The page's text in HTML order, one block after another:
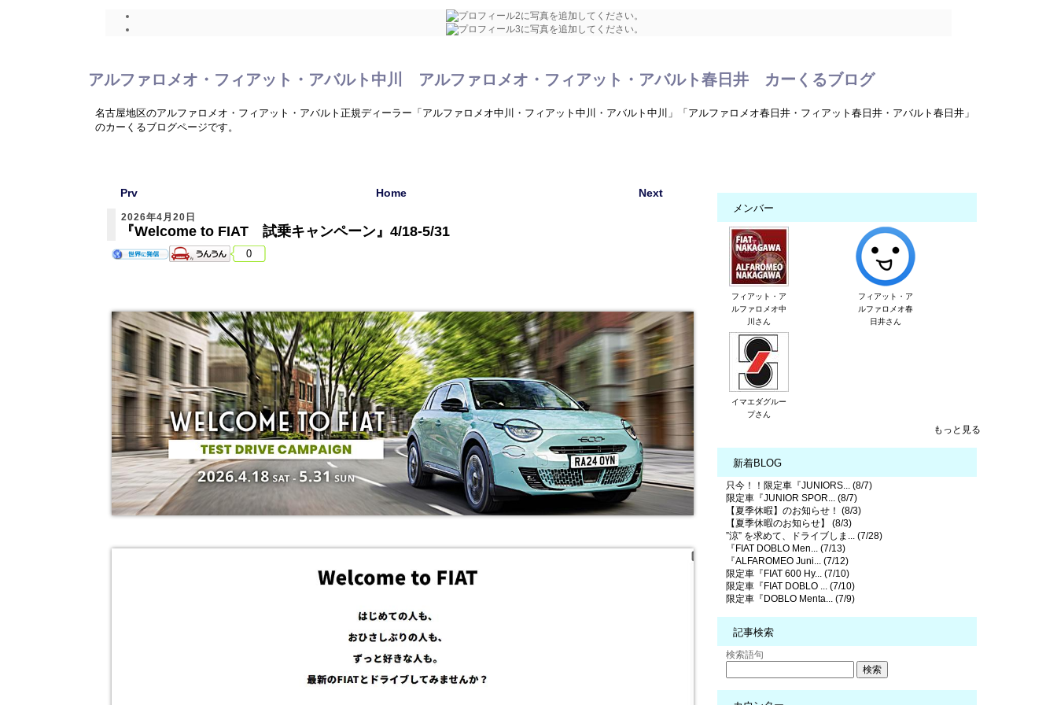
アルファロメオ・フィアット・アバルト中川 アルファロメオ・フィアット・アバルト春日井 カーくるブログ
名古屋地区のアルファロメオ・フィアット・アバルト正規ディーラー「アルファロメオ中川・フィアット中川・アバルト中川」「アルファロメオ春日井・フィアット春日井・アバルト春日井」
のカーくるブログページです。
Next
Prv Home
2026年4月20日
『Welcome to FIAT 試乗キャンペーン』4/18-5/31
0
メンバー
フィアット・ア
ルファロメオ中
川さん
フィアット・ア
ルファロメオ春
日井さん
イマエダグルー
プさん
もっと見る
新着BLOG
只今！！限定車『JUNIORS... (8/7)
限定車『JUNIOR SPOR... (8/7)
【夏季休暇】のお知らせ！ (8/3)
【夏季休暇のお知らせ】 (8/3)
”涼” を求めて、ドライブしま... (7/28)
『FIAT DOBLO Men... (7/13)
『ALFAROMEO Juni... (7/12)
限定車『FIAT 600 Hy... (7/10)
限定車『FIAT DOBLO ... (7/10)
限定車『DOBLO Menta... (7/9)
記事検索
検索語句